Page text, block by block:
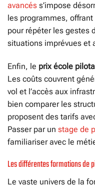
avancés s’impose
les programmes,
pour répéter les gestes
situations imprévues et
Enfin, le prix école
Les coûts couvrent
vol et l’accès aux
bien comparer les
proposent des tarifs
Passer par un stage de
familiariser avec le
Les différentes formations de
Le vaste univers de la